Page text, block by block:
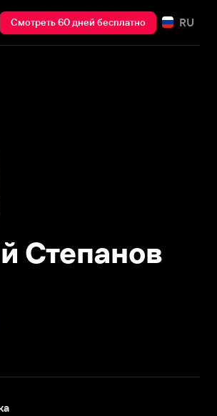
Смотреть 60 дней бесплатно RU
Степанов